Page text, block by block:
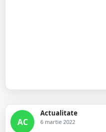
AC
Actualitate
6 martie 2022